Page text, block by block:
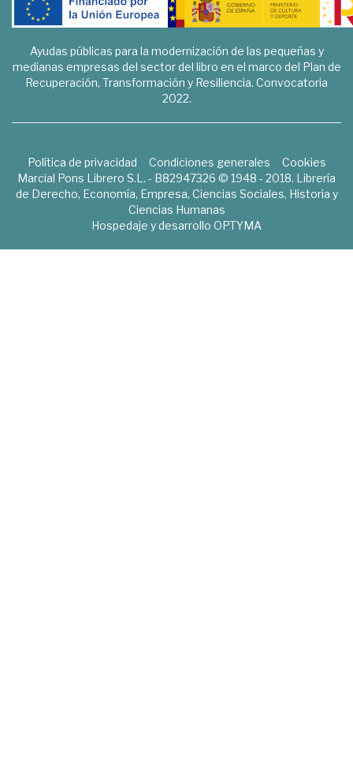
Ayudas públicas para la modernización de las pequeñas y
medianas empresas del sector del libro en el marco del Plan de
Recuperación, Transformación y Resiliencia. Convocatoria
2022.
Política de privacidad Condiciones generales
Cookies
Marcial Pons Librero S.L. - B82947326 © 1948 - 2018. Librería
de Derecho, Economía, Empresa, Ciencias Sociales, Historia y
Ciencias Humanas
Hospedaje y desarrollo OPTYMA